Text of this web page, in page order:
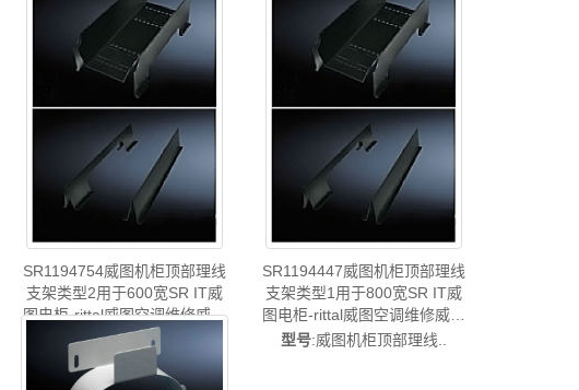
SR1194754威图机柜顶部理线
支架类型2用于600宽SR IT威
图电柜-rittal威图空调维修威图
柜威图母线威图风扇威图售后
SR1194.754
型号:威图机柜顶部理线..
SR1194447威图机柜顶部理线
支架类型1用于800宽SR IT威
图电柜-rittal威图空调维修威图
柜威图母线威图风扇威图售后
型号:威图机柜顶部理线..